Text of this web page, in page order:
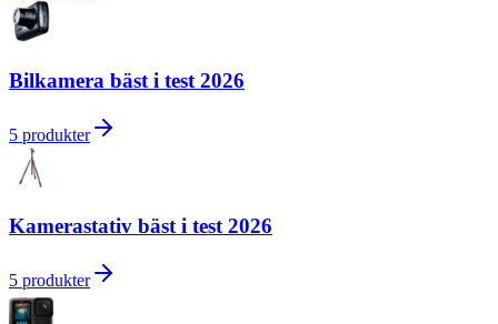
Bilkamera bäst i test 2026
5 produkter
Kamerastativ bäst i test 2026
5 produkter